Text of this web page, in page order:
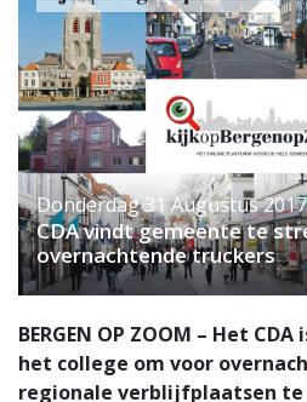
Donderdag 31 Augustus 2017
CDA vindt gemeente te
overnachtende truckers
BERGEN OP ZOOM – Het
het college om voor
regionale verblijfplaatsen te